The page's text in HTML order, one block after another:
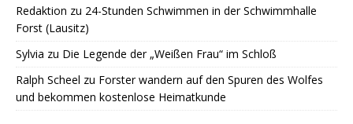
Redaktion zu 24-Stunden Schwimmen in der Schwimmhalle
Forst (Lausitz)
Sylvia zu Die Legende der „Weißen Frau“ im Schloß
Ralph Scheel zu Forster wandern auf den Spuren des Wolfes
und bekommen kostenlose Heimatkunde